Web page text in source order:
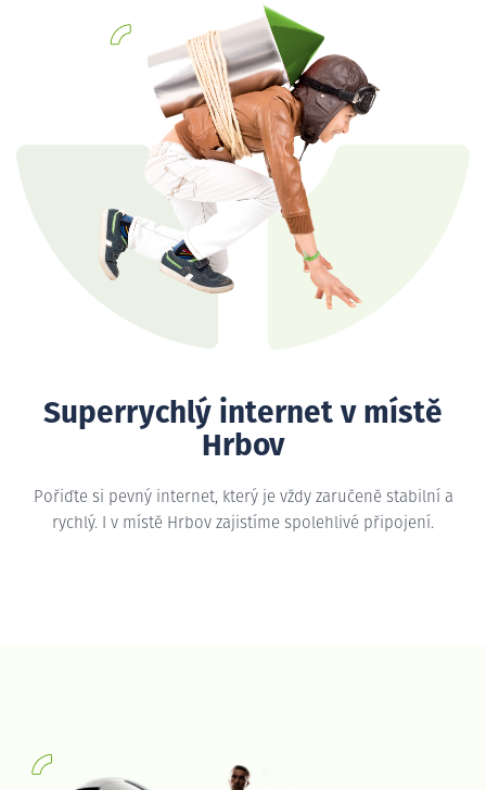
Superrychlý internet v místě
Hrbov
Pořiďte si pevný internet, který je vždy zaručeně stabilní a
rychlý. I v místě Hrbov zajistíme spolehlivé připojení.